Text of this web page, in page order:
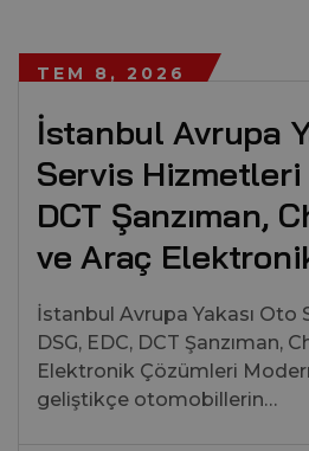
TEM 8, 2026
İstanbul Avrupa
Servis Hizmetleri
DCT Şanzıman,
ve Araç
İstanbul Avrupa Yakası Oto
DSG, EDC, DCT Şanzıman,
Elektronik Çözümleri
geliştikçe otomobillerin…